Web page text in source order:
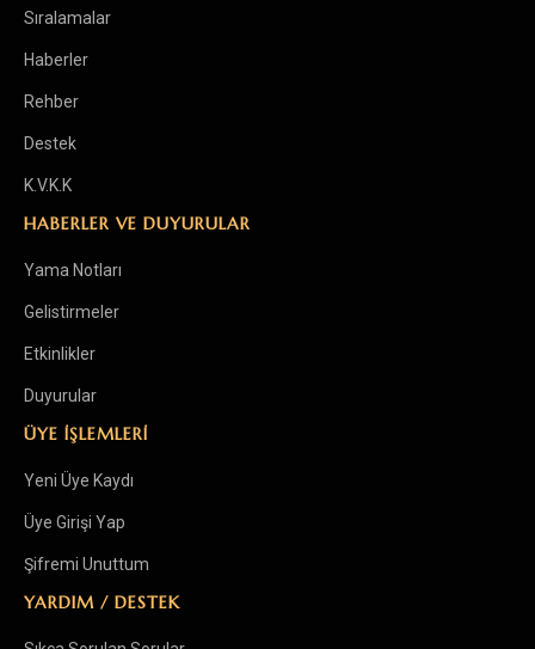
Sıralamalar
Haberler
Rehber
Destek
K.V.K.K
HABERLER VE DUYURULAR
Yama Notları
Gelistirmeler
Etkinlikler
Duyurular
ÜYE İŞLEMLERİ
Yeni Üye Kaydı
Üye Girişi Yap
Şifremi Unuttum
YARDIM / DESTEK